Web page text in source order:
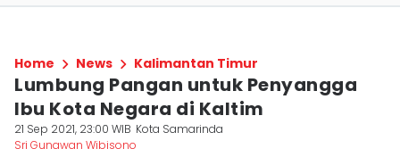
Home News Kalimantan Timur
Lumbung Pangan untuk Penyangga
Ibu Kota Negara di Kaltim
21 Sep 2021, 23:00 WIB Kota Samarinda
Sri Gunawan Wibisono